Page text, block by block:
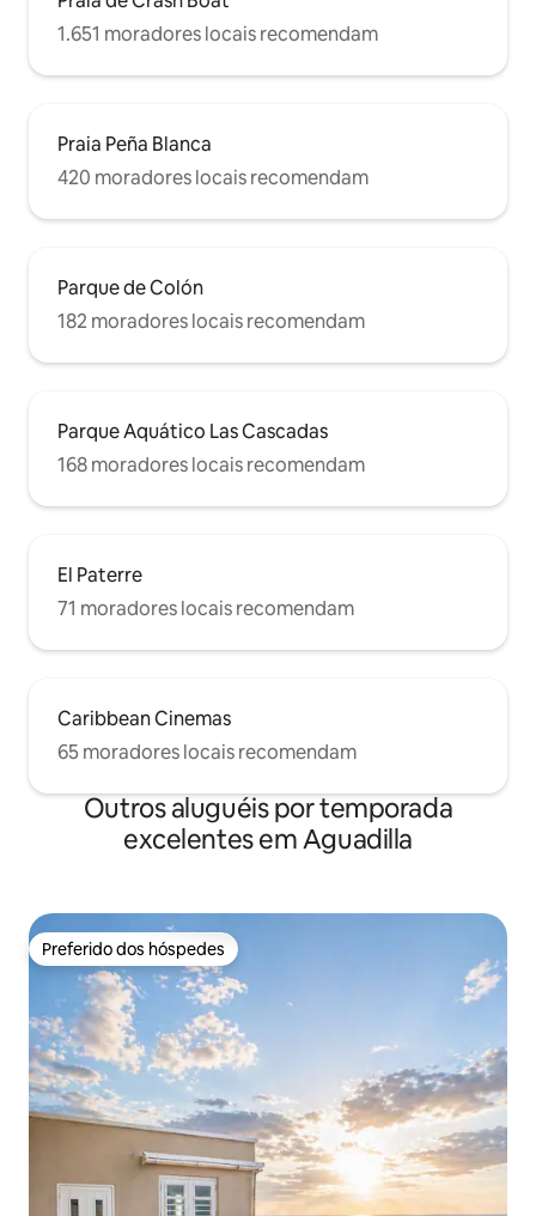
1.651 moradores locais recomendam
Praia Peña Blanca
420 moradores locais recomendam
Parque de Colón
182 moradores locais recomendam
Parque Aquático Las Cascadas
168 moradores locais recomendam
El Paterre
71 moradores locais recomendam
Caribbean Cinemas
65 moradores locais recomendam
Outros aluguéis por temporada
excelentes em Aguadilla
Preferido dos hóspedes
Preferido dos hóspedes